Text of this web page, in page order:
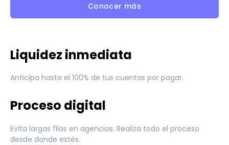
Conocer más
Liquidez inmediata
Anticipa hasta el 100% de tus cuentas por pagar.
Proceso digital
Evita largas filas en agencias. Realiza todo el proceso
desde donde estés.